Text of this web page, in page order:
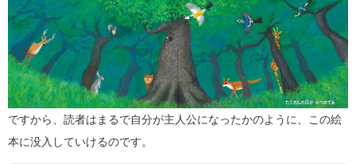
ですから、読者はまるで自分が主人公になったかのように、この絵
本に没入していけるのです。